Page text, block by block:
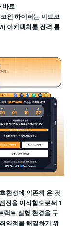
바로
인 하이퍼는 비트코
아키텍처를 전격 통
환성에 의존해 온 것
진을 이식함으로써 1
랙트 실행 환경을 구
약점을 해결하기 위